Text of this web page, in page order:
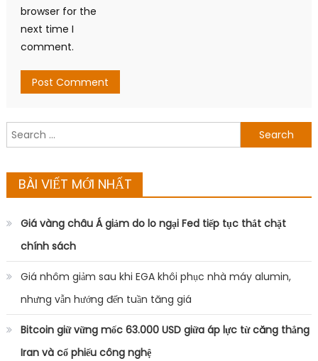
browser for the
next time I
comment.
Search
for:
BÀI VIẾT MỚI NHẤT
Giá vàng châu Á giảm do lo ngại Fed tiếp tục thắt chặt
chính sách
Giá nhôm giảm sau khi EGA khôi phục nhà máy alumin,
nhưng vẫn hướng đến tuần tăng giá
Bitcoin giữ vững mốc 63.000 USD giữa áp lực từ căng thẳng
Iran và cổ phiếu công nghệ